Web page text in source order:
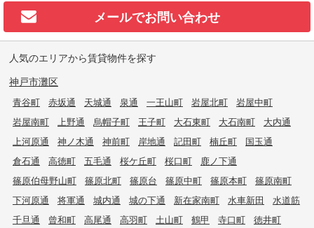
メールでお問い合わせ
人気のエリアから賃貸物件を探す
神戸市灘区
青谷町 赤坂通 天城通 泉通 一王山町 岩屋北町
岩屋中町
岩屋南町
上野通 烏帽子町 王子町 大石東町 大石南町
大内通
上河原通
神ノ木通 神前町 岸地通 記田町 楠丘町
国玉通
倉石通
高徳町 五毛通 桜ケ丘町 桜口町
鹿ノ下通
篠原伯母野山町
篠原北町 篠原台 篠原中町 篠原本町
篠原南町
下河原通
将軍通 城内通 城の下通 新在家南町 水車新田
水道筋
千旦通
曾和町 高尾通 高羽町 土山町 鶴甲 寺口町
徳井町